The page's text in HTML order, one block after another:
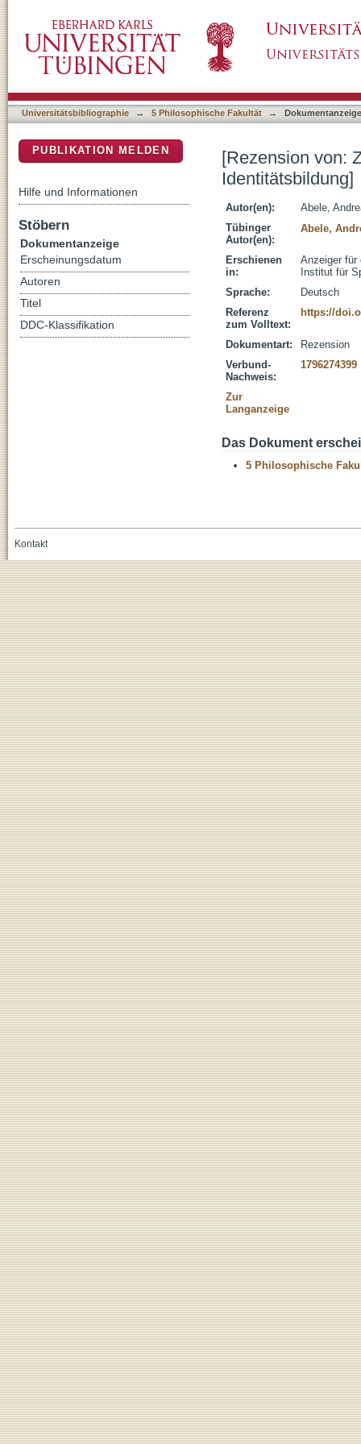
Universitätsbibliographie → 5 Philosophische Fakultät → Dokumentanzeige
[Rezension von:
Identitätsbildung]
Autor(en):
Abele,
Tübinger
Autor(en):
Abele,
Erschienen
in:
Anzeiger für
Institut für
Sprache:
Deutsch
Referenz
zum Volltext:
https://
Dokumentart:
Rezension
Verbund-
Nachweis:
1796274399
Zur
Langanzeige
Das Dokument
5 Philosophische
PUBLIKATION MELDEN
Hilfe und Informationen
Stöbern
Dokumentanzeige
Erscheinungsdatum
Autoren
Titel
DDC-Klassifikation
Kontakt